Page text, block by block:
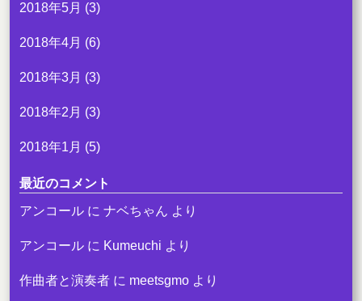
2018年5月 (3)
2018年4月 (6)
2018年3月 (3)
2018年2月 (3)
2018年1月 (5)
最近のコメント
アンコール に ナベちゃん より
アンコール に Kumeuchi より
作曲者と演奏者 に meetsgmo より